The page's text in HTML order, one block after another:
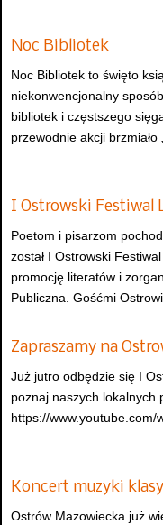
Noc Bibliotek
Noc Bibliotek to święto
niekonwencjonalny
bibliotek i częstszego
przewodnie akcji brzmiało
I Ostrowski Festiwal
Poetom i pisarzom
został I Ostrowski
promocję literatów i
Publiczna. Gośćmi
Zapraszamy na
Już jutro odbędzie się I
poznaj naszych lokalnych
https://www.youtube.com/
Koncert muzyki
Ostrów Mazowiecka już